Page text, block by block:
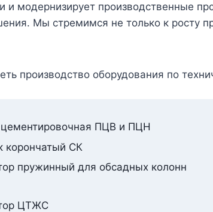
и модернизирует производственные
Мы стремимся не только к росту
производство оборудования по
ПЦВ и ПЦН
корончатый СК
пружинный для обсадных колонн
ЦТЖС